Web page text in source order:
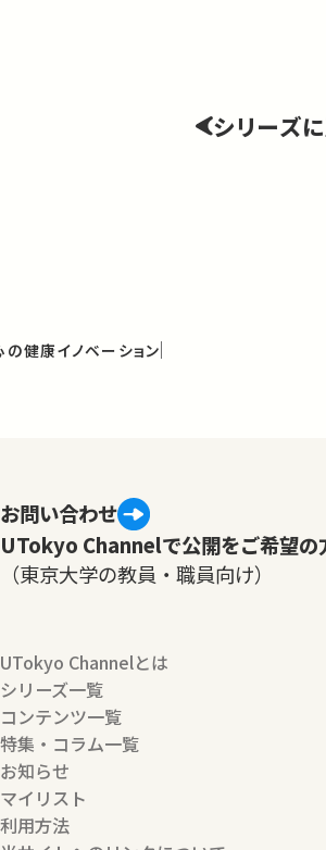
シリーズ
健康イノベーション
お問い合わせ
UTokyo Channelで公開をご希望の
（東京大学の教員・職員向け）
UTokyo Channelとは
シリーズ一覧
コンテンツ一覧
特集・コラム一覧
お知らせ
マイリスト
利用方法